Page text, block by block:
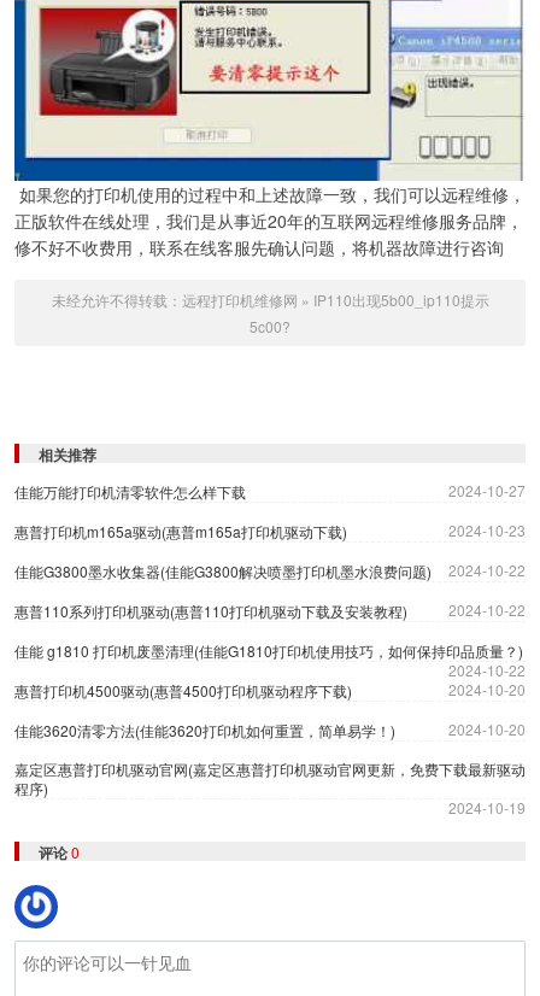
如果您的打印机使用的过程中和上述故障一致，我们可以远程维修，
正版软件在线处理，我们是从事近20年的互联网远程维修服务品牌，
修不好不收费用，联系在线客服先确认问题，将机器故障进行咨询
未经允许不得转载： 远程打印机维修网 » IP110出现5b00_ip110提示
5c00?
相关推荐
佳能万能打印机清零软件怎么样下载
2024-10-27
惠普打印机m165a驱动(惠普m165a打印机驱动下载)
2024-10-23
佳能G3800墨水收集器(佳能G3800解决喷墨打印机墨水浪费问题)
2024-10-22
惠普110系列打印机驱动(惠普110打印机驱动下载及安装教程)
2024-10-22
佳能 g1810 打印机废墨清理(佳能G1810打印机使用技巧，如何保持印品质量？)
2024-10-22
惠普打印机4500驱动(惠普4500打印机驱动程序下载)
2024-10-20
佳能3620清零方法(佳能3620打印机如何重置，简单易学！)
2024-10-20
嘉定区惠普打印机驱动官网(嘉定区惠普打印机驱动官网更新，免费下载最新驱动
程序)
2024-10-19
评论0